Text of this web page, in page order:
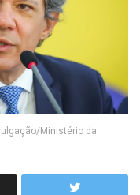
Ministério da